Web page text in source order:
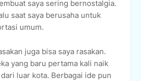
saya sering bernostalgia.
saat saya berusaha untuk
umum.
juga bisa saya rasakan.
yang baru pertama kali naik
luar kota. Berbagai ide pun